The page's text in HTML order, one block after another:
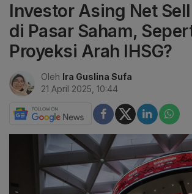
Investor Asing Net
di Pasar Saham,
Proyeksi Arah IHSG?
Oleh Ira Guslina Sufa
21 April 2025, 10:44